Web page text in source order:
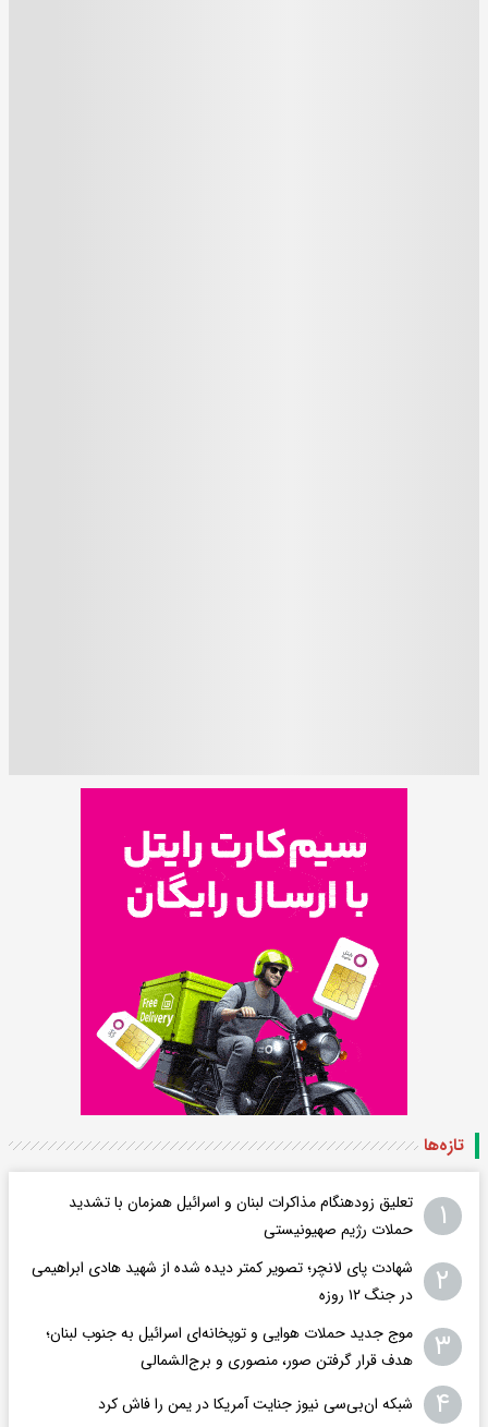
تازه‌ها
۱
تعلیق زودهنگام مذاکرات لبنان و اسرائیل همزمان با تشدید
حملات رژیم صهیونیستی
۲
شهادت پای لانچر؛ تصویر کمتر دیده شده از شهید هادی ابراهیمی
در جنگ ۱۲ روزه
۳
موج جدید حملات هوایی و توپخانه‌ای اسرائیل به جنوب لبنان؛
هدف قرار گرفتن صور، منصوری و برج‌الشمالی
۴ شبکه ان‌بی‌سی نیوز جنایت آمریکا در یمن را فاش کرد